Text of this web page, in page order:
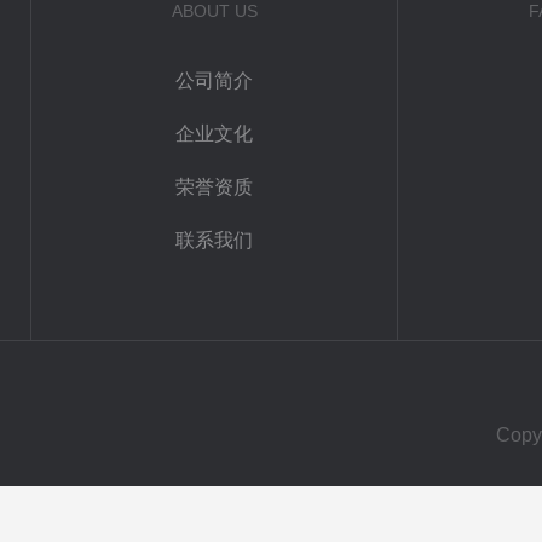
ABOUT US
公司简介
企业文化
荣誉资质
联系我们